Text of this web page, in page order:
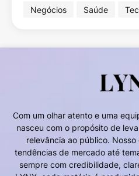
Negócios
Saúde
Com um olhar atento e uma
nasceu com o propósito de
relevância ao público.
tendências de mercado até
sempre com credibilidade,